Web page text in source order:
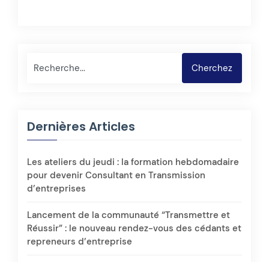
Cherchez
Dernières Articles
Les ateliers du jeudi : la formation hebdomadaire
pour devenir Consultant en Transmission
d’entreprises
Lancement de la communauté “Transmettre et
Réussir” : le nouveau rendez-vous des cédants et
repreneurs d’entreprise